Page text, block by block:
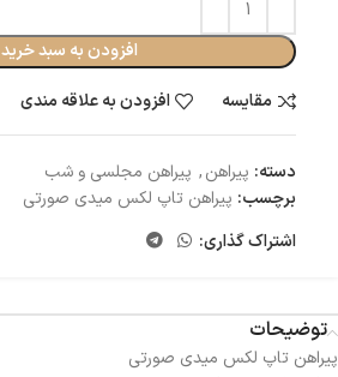
افزودن به سبد خرید
مقایسه
افزودن به علاقه مندی
دسته: پیراهن, پیراهن مجلسی و شب
برچسب: پیراهن تاپ لکس میدی صورتی
اشتراک گذاری:
توضیحات
پیراهن تاپ لکس میدی صورتی